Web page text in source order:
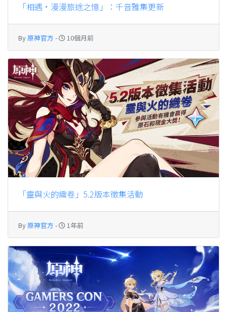
「相遇·漫漫旅途之憶」：千音雅集更新
By原神官方 - 10個月前
「靈與火的織卷」5.2版本徵集活動
By原神官方 - 1年前